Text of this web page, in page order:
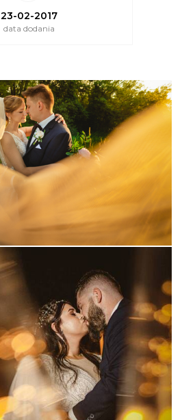
23-02-2017
data dodania